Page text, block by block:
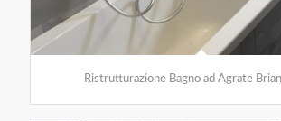
Ristrutturazione Bagno ad Agrate